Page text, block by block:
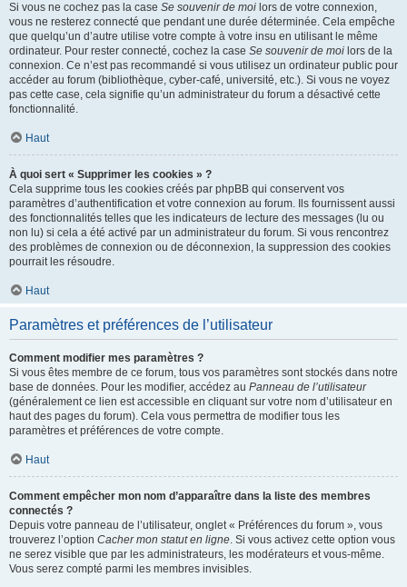
Si vous ne cochez pas la case Se souvenir de moi lors de votre connexion,
vous ne resterez connecté que pendant une durée déterminée. Cela empêche
que quelqu’un d’autre utilise votre compte à votre insu en utilisant le même
ordinateur. Pour rester connecté, cochez la case Se souvenir de moi lors de la
connexion. Ce n’est pas recommandé si vous utilisez un ordinateur public pour
accéder au forum (bibliothèque, cyber-café, université, etc.). Si vous ne voyez
pas cette case, cela signifie qu’un administrateur du forum a désactivé cette
fonctionnalité.
Haut
À quoi sert « Supprimer les cookies » ?
Cela supprime tous les cookies créés par phpBB qui conservent vos
paramètres d’authentification et votre connexion au forum. Ils fournissent aussi
des fonctionnalités telles que les indicateurs de lecture des messages (lu ou
non lu) si cela a été activé par un administrateur du forum. Si vous rencontrez
des problèmes de connexion ou de déconnexion, la suppression des cookies
pourrait les résoudre.
Haut
Paramètres et préférences de l’utilisateur
Comment modifier mes paramètres ?
Si vous êtes membre de ce forum, tous vos paramètres sont stockés dans notre
base de données. Pour les modifier, accédez au Panneau de l’utilisateur
(généralement ce lien est accessible en cliquant sur votre nom d’utilisateur en
haut des pages du forum). Cela vous permettra de modifier tous les
paramètres et préférences de votre compte.
Haut
Comment empêcher mon nom d’apparaître dans la liste des membres
connectés ?
Depuis votre panneau de l’utilisateur, onglet « Préférences du forum », vous
trouverez l’option Cacher mon statut en ligne. Si vous activez cette option vous
ne serez visible que par les administrateurs, les modérateurs et vous-même.
Vous serez compté parmi les membres invisibles.